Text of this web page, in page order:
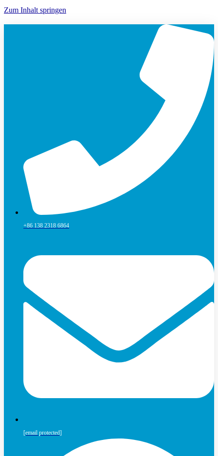
Zum Inhalt springen
+86 138 2318 6864
[email protected]